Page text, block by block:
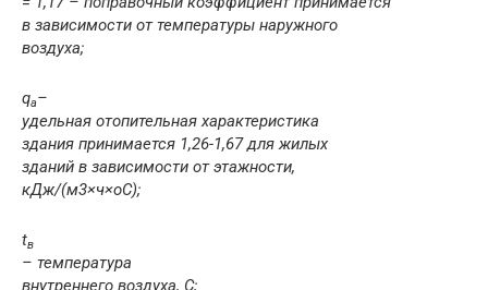
в зависимости от температуры наружного
воздуха;
qa–
удельная отопительная характеристика
здания принимается 1,26-1,67 для жилых
зданий в зависимости от этажности,
кДж/(м3×ч×оС);
tв
– температура
внутреннего воздуха, С;